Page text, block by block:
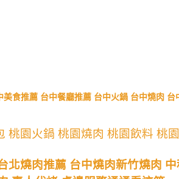
美食推薦 台中餐廳推薦 台中火鍋 台中燒肉
桃園火鍋 桃園燒肉 桃園飲料 桃
北燒肉推薦 台中燒肉新竹燒肉